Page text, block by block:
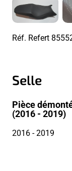
Réf. Refert
Selle
Pièce
(2016 - 2019)
2016- 2019